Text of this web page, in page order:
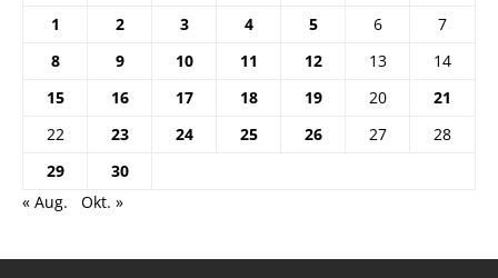
1
2 3 4 5 6
7
8
9 10 11 12 13
14
15
16 17 18 19 20
21
22
23 24 25 26 27
28
29
30
« Aug.
Okt. »